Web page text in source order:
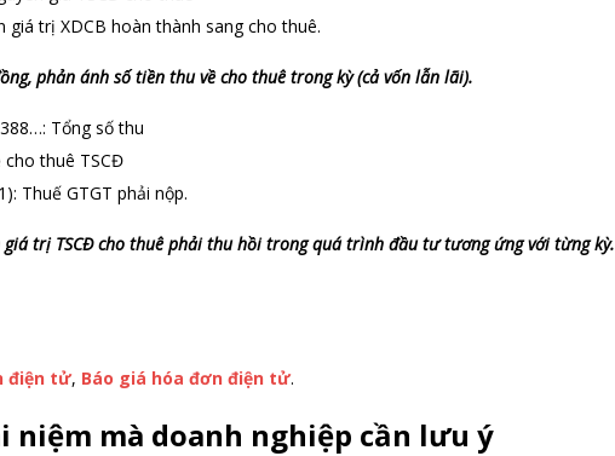
giá trị XDCB hoàn thành sang cho thuê.
phản ánh số tiền thu về cho thuê trong kỳ (cả vốn lẫn lãi).
Tổng số thu
cho thuê TSCĐ
Thuế GTGT phải nộp.
trị TSCĐ cho thuê phải thu hồi trong quá trình đầu tư tương ứng với từng kỳ.
điện tử, Báo giá hóa đơn điện tử.
niệm mà doanh nghiệp cần lưu ý